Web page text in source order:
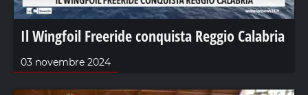
Il Wingfoil Freeride conquista Reggio Calabria
03 novembre 2024